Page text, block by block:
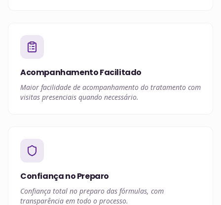
Acompanhamento Facilitado
Maior facilidade de acompanhamento do tratamento com
visitas presenciais quando necessário.
Confiança no Preparo
Confiança total no preparo das fórmulas, com
transparência em todo o processo.